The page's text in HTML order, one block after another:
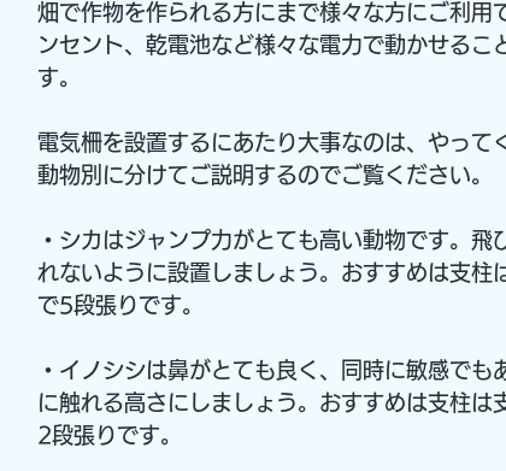
畑で作物を作られる方にまで様々な方にご利用
ンセント、乾電池など様々な電力で動かせる
す。
電気柵を設置するにあたり大事なのは、やって
動物別に分けてご説明するのでご覧ください。
・シカはジャンプ力がとても高い動物です。
れないように設置しましょう。おすすめは支
で5段張りです。
・イノシシは鼻がとても良く、同時に敏感で
に触れる高さにしましょう。おすすめは支柱
2段張りです。